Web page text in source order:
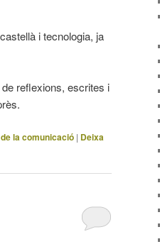
i tecnologia, ja
reflexions, escrites i
la comunicació | Deixa